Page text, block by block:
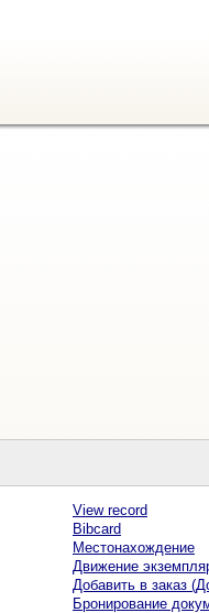
View record
Bibcard
Местонахождение
Движение
Добавить в заказ
Бронирование